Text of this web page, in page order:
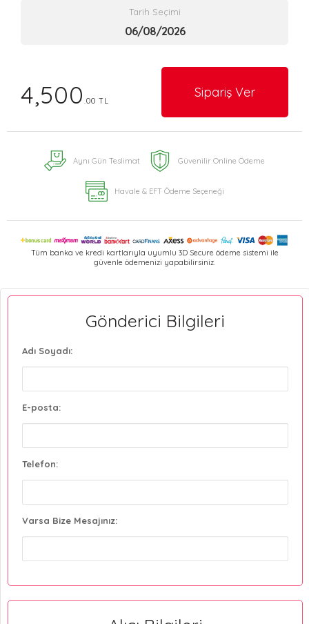
Tarih Seçimi
4,500 .00 TL
Sipariş Ver
Aynı Gün Teslimat Güvenilir Online Ödeme
Havale & EFT Ödeme Seçeneği
Tüm banka ve kredi kartlarıyla uyumlu 3D Secure ödeme sistemi ile
güvenle ödemenizi yapabilirsiniz.
Gönderici Bilgileri
Adı Soyadı:
E-posta:
Telefon:
Varsa Bize Mesajınız: